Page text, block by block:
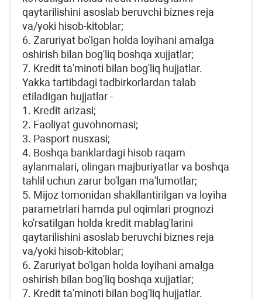
qaytarilishini asoslab beruvchi biznes reja
va/yoki hisob-kitoblar;
6. Zaruriyat bo'lgan holda loyihani amalga
oshirish bilan bog'liq boshqa xujjatlar;
7. Kredit ta'minoti bilan bog'liq hujjatlar.
Yakkа tаrtibdаgi tаdbirkоrlаrdаn tаlаb
etilаdigаn hujjаtlаr -
1. Krеdit аrizаsi;
2. Fаоliyat guvоhnоmаsi;
3. Pаspоrt nusхаsi;
4. Boshqa banklardagi hisob raqam
aylanmalari, olingan majburiyatlar va boshqa
tahlil uchun zarur bo'lgan ma'lumotlar;
5. Mijoz tomonidan shakllantirilgan va loyiha
parametrlari hamda pul oqimlari prognozi
ko'rsatilgan holda kredit mablag'larini
qaytarilishini asoslab beruvchi biznes reja
va/yoki hisob-kitoblar;
6. Zaruriyat bo'lgan holda loyihani amalga
oshirish bilan bog'liq boshqa xujjatlar;
7. Kredit ta'minoti bilan bog'liq hujjatlar.